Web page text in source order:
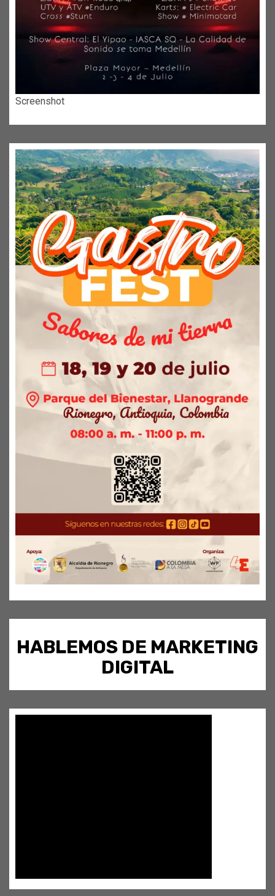
Screenshot
HABLEMOS DE MARKETING
DIGITAL